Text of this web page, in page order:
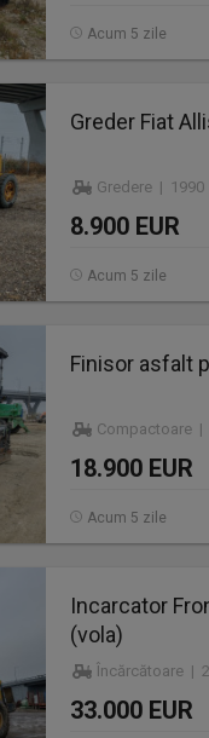
Acum 5 zile
Greder Fiat
Gredere | 1990
8.900 EUR
Acum 5 zile
Finisor asfalt
Compactoare |
18.900 EUR
Acum 5 zile
Incarcator
(vola)
Încărcătoare |
33.000 EUR